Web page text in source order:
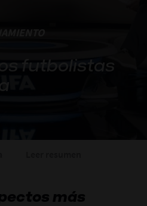
futbolistas
más